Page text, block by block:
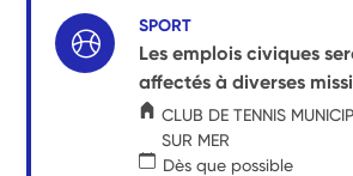
SPORT
Les emplois civiques
affectés à diverses
CLUB DE TENNIS
SUR MER
Dès que possible